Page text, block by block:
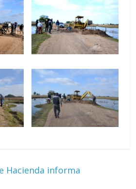
Hacienda informa